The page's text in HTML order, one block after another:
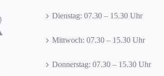
Dienstag: 07.30 – 15.30 Uhr
Mittwoch: 07.30 – 15.30 Uhr
Donnerstag: 07.30 – 15.30 Uhr